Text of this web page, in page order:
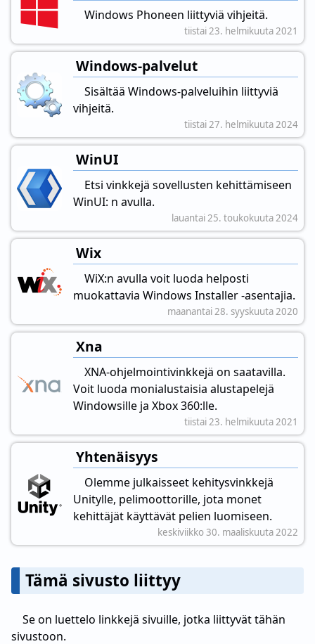
Windows Phoneen liittyviä vihjeitä.
tiistai 23. helmikuuta 2021
Windows-palvelut
Sisältää Windows-palveluihin liittyviä
vihjeitä.
tiistai 27. helmikuuta 2024
WinUI
Etsi vinkkejä sovellusten kehittämiseen
WinUI: n avulla.
lauantai 25. toukokuuta 2024
Wix
WiX:n avulla voit luoda helposti
muokattavia Windows Installer -asentajia.
maanantai 28. syyskuuta 2020
Xna
XNA-ohjelmointivinkkejä on saatavilla.
Voit luoda monialustaisia alustapelejä
Windowsille ja Xbox 360:lle.
tiistai 23. helmikuuta 2021
Yhtenäisyys
Olemme julkaisseet kehitysvinkkejä
Unitylle, pelimoottorille, jota monet
kehittäjät käyttävät pelien luomiseen.
keskiviikko 30. maaliskuuta 2022
Tämä sivusto liittyy
Se on luettelo linkkejä sivuille, jotka liittyvät tähän
sivustoon.